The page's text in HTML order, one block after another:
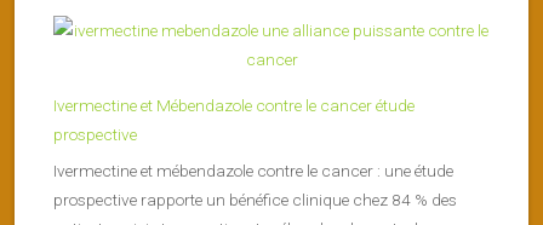
Ivermectine et Mébendazole contre le cancer étude
prospective
Ivermectine et mébendazole contre le cancer : une étude
prospective rapporte un bénéfice clinique chez 84 % des